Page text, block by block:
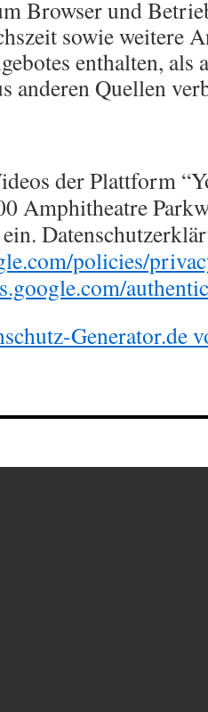
Browser und
sowie weitere
enthalten, als
anderen Quellen
der Plattform
Amphitheatre
policies/
Generator.de